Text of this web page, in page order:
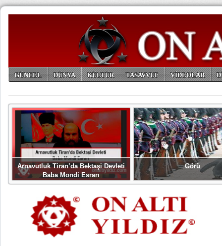
GÜNCEL DÜNYA KÜLTÜR TASAVVUF VİDEOLAR
Arnavutluk Tiran’da Bektaşi Devleti
Baba Mondi Esrarı
Görü